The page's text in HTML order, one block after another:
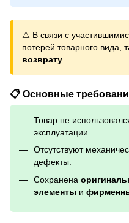
⚠️ В связи с
потерей товарного вида,
возврату
📋 Основные
Товар не
эксплуатации.
Отсутствуют
дефекты.
Сохранена
элементы и